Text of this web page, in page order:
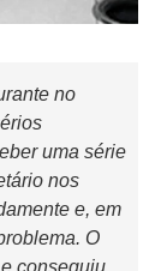
no
uma série
nos
e, em
O